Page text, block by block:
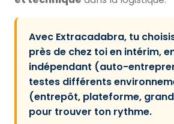
Avec Extracadabra, tu
près de chez toi en intérim,
indépendant (auto-
testes différents
(entrepôt, plateforme,
pour trouver ton rythme.